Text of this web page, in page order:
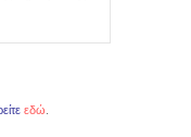
εδώ